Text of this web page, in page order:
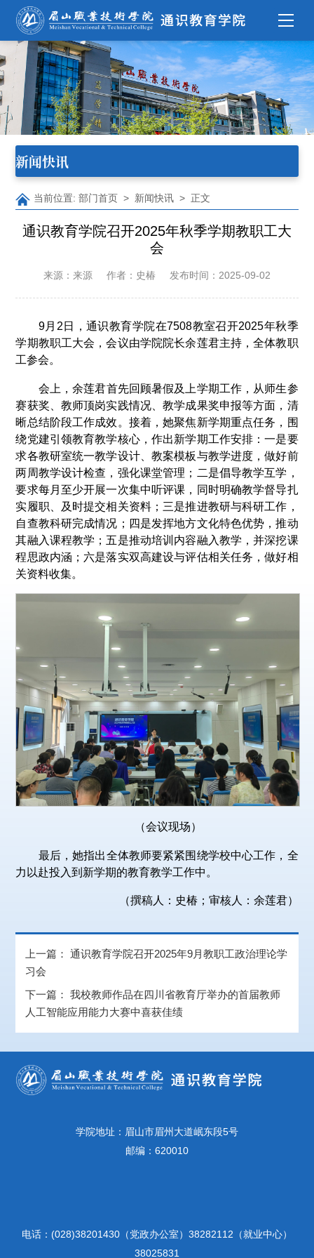
新闻快讯
当前位置:部门首页 > 新闻快讯 > 正文
通识教育学院召开2025年秋季学期教职工大
会
来源：来源 作者：史椿 发布时间：2025-09-02
9月2日，通识教育学院在7508教室召开2025年秋季
学期教职工大会，会议由学院院长余莲君主持，全体教职
工参会。
会上，余莲君首先回顾暑假及上学期工作，从师生参
赛获奖、教师顶岗实践情况、教学成果奖申报等方面，清
晰总结阶段工作成效。接着，她聚焦新学期重点任务，围
绕党建引领教育教学核心，作出新学期工作安排：一是要
求各教研室统一教学设计、教案模板与教学进度，做好前
两周教学设计检查，强化课堂管理；二是倡导教学互学，
要求每月至少开展一次集中听评课，同时明确教学督导扎
实履职、及时提交相关资料；三是推进教研与科研工作，
自查教科研完成情况；四是发挥地方文化特色优势，推动
其融入课程教学；五是推动培训内容融入教学，并深挖课
程思政内涵；六是落实双高建设与评估相关任务，做好相
关资料收集。
（会议现场）
最后，她指出全体教师要紧紧围绕学校中心工作，全
力以赴投入到新学期的教育教学工作中。
（撰稿人：史椿；审核人：余莲君）
上一篇： 通识教育学院召开2025年9月教职工政治理论学
习会
下一篇： 我校教师作品在四川省教育厅举办的首届教师
人工智能应用能力大赛中喜获佳绩
学院地址：眉山市眉州大道岷东段5号
邮编：620010
电话：(028)38201430（党政办公室）38282112（就业中心）
38025831